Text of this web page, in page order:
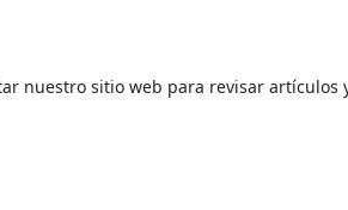
nuestro sitio web para revisar artículos